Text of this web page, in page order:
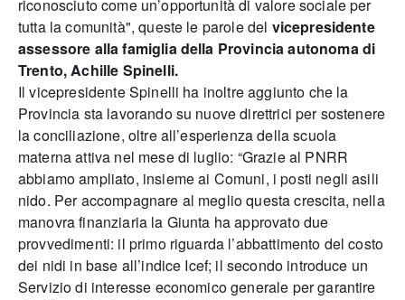
riconosciuto come un’opportunità di valore sociale per
tutta la comunità", queste le parole del vicepresidente
assessore alla famiglia della Provincia autonoma di
Trento, Achille Spinelli.
Il vicepresidente Spinelli ha inoltre aggiunto che la
Provincia sta lavorando su nuove direttrici per sostenere
la conciliazione, oltre all’esperienza della scuola
materna attiva nel mese di luglio: “Grazie al PNRR
abbiamo ampliato, insieme ai Comuni, i posti negli asili
nido. Per accompagnare al meglio questa crescita, nella
manovra finanziaria la Giunta ha approvato due
provvedimenti: il primo riguarda l’abbattimento del costo
dei nidi in base all’indice Icef; il secondo introduce un
Servizio di interesse economico generale per garantire